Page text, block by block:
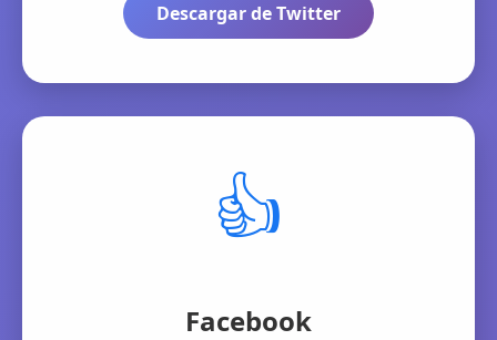
Descargar de Twitter
👍
Facebook